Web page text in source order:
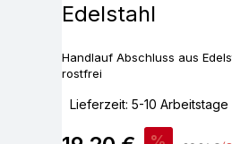
Edelstahl
Handlauf Abschluss aus
rostfrei
Lieferzeit: 5-10 Arbeitstage
Verkaufspreis: